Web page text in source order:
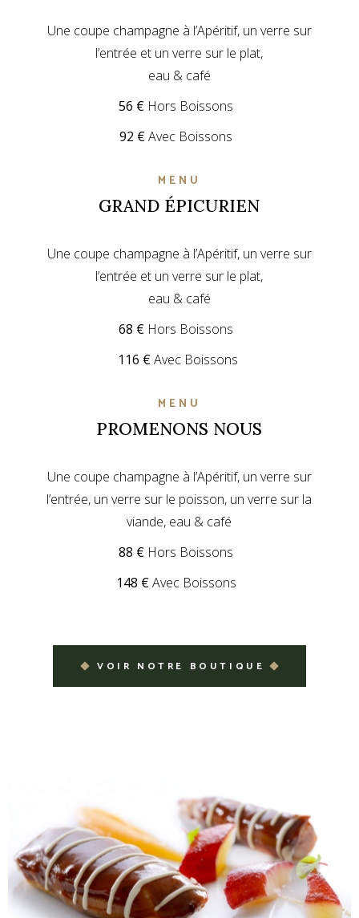
Une coupe champagne à l’Apéritif, un verre sur
l’entrée et un verre sur le plat,
eau & café
56 € Hors Boissons
92 €Avec Boissons
MENU
GRAND ÉPICURIEN
Une coupe champagne à l’Apéritif, un verre sur
l’entrée et un verre sur le plat,
eau & café
68 € Hors Boissons
116 €Avec Boissons
MENU
PROMENONS NOUS
Une coupe champagne à l’Apéritif, un verre sur
l’entrée, un verre sur le poisson, un verre sur la
viande, eau & café
88 € Hors Boissons
148 €Avec Boissons
VOIR NOTRE BOUTIQUE